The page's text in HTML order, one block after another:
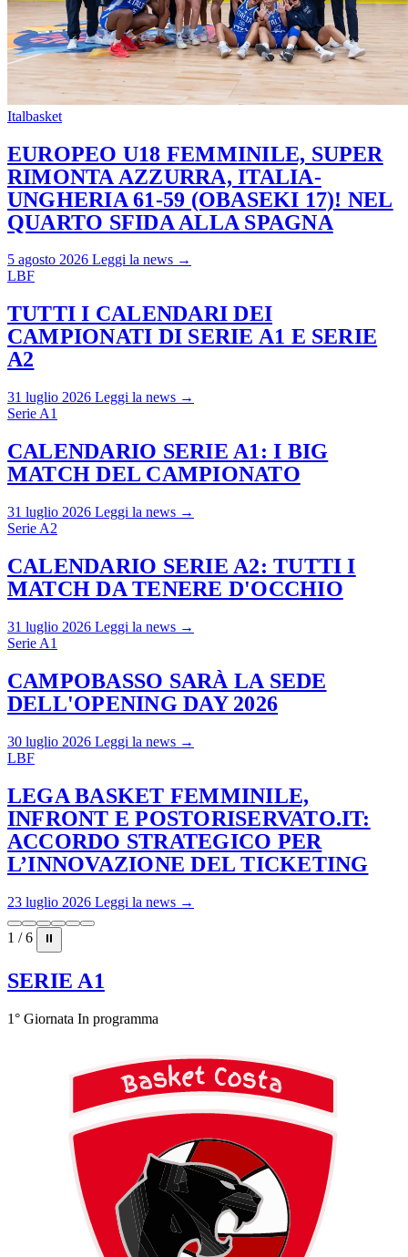
Italbasket
EUROPEO U18 FEMMINILE, SUPER
RIMONTA AZZURRA, ITALIA-
UNGHERIA 61-59 (OBASEKI 17)! NEL
QUARTO SFIDA ALLA SPAGNA
5 agosto 2026 Leggi la news →
LBF
TUTTI I CALENDARI DEI
CAMPIONATI DI SERIE A1 E SERIE
A2
31 luglio 2026 Leggi la news →
Serie A1
CALENDARIO SERIE A1: I BIG
MATCH DEL CAMPIONATO
31 luglio 2026 Leggi la news →
Serie A2
CALENDARIO SERIE A2: TUTTI I
MATCH DA TENERE D'OCCHIO
31 luglio 2026 Leggi la news →
Serie A1
CAMPOBASSO SARÀ LA SEDE
DELL'OPENING DAY 2026
30 luglio 2026 Leggi la news →
LBF
LEGA BASKET FEMMINILE,
INFRONT E POSTORISERVATO.IT:
ACCORDO STRATEGICO PER
L’INNOVAZIONE DEL TICKETING
23 luglio 2026 Leggi la news →
1 / 6 ⏸
SERIE A1
1° Giornata In programma